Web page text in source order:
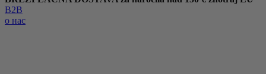
B2B
о нас